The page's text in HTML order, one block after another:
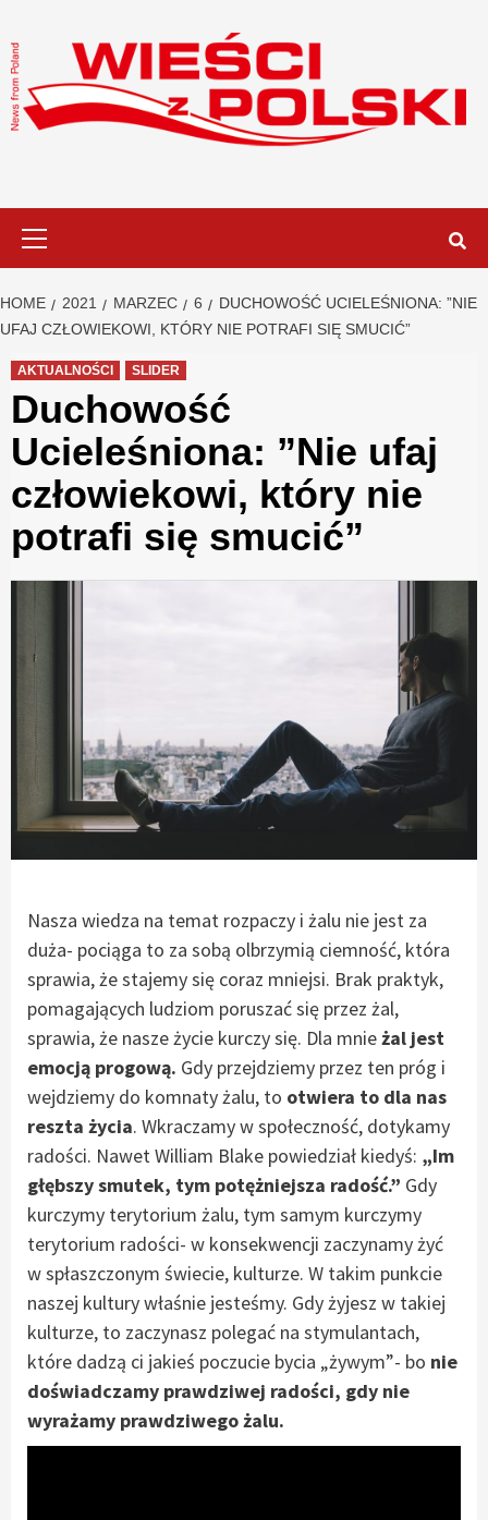
to
content
HOME 2021 MARZEC 6
DUCHOWOŚĆ UCIELEŚNIONA: ”NIE
UFAJ CZŁOWIEKOWI, KTÓRY NIE POTRAFI SIĘ SMUCIĆ”
AKTUALNOŚCI SLIDER
Duchowość
Ucieleśniona: ”Nie ufaj
człowiekowi, który nie
potrafi się smucić”
Nasza wiedza na temat rozpaczy i żalu nie jest za
duża- pociąga to za sobą olbrzymią ciemność, która
sprawia, że stajemy się coraz mniejsi. Brak praktyk,
pomagających ludziom poruszać się przez żal,
sprawia, że nasze życie kurczy się. Dla mnieżal jest
emocją progową. Gdy przejdziemy przez ten próg i
wejdziemy do komnaty żalu, to otwiera to dla nas
reszta życia. Wkraczamy w społeczność, dotykamy
radości. Nawet William Blake powiedział kiedyś: „Im
głębszy smutek, tym potężniejsza radość.” Gdy
kurczymy terytorium żalu, tym samym kurczymy
terytorium radości- w konsekwencji zaczynamy żyć
w spłaszczonym świecie, kulturze. W takim punkcie
naszej kultury właśnie jesteśmy. Gdy żyjesz w takiej
kulturze, to zaczynasz polegać na stymulantach,
które dadzą ci jakieś poczucie bycia „żywym”- bo nie
doświadczamy prawdziwej radości, gdy nie
wyrażamy prawdziwego żalu.